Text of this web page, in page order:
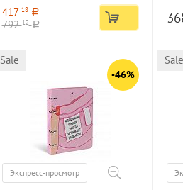
417 18 a
79212 a
Sale
-46%
Экспресс-просмотр
Sale